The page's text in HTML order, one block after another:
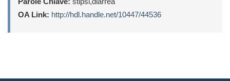
OA Link: http://hdl.handle.net/10447/44536